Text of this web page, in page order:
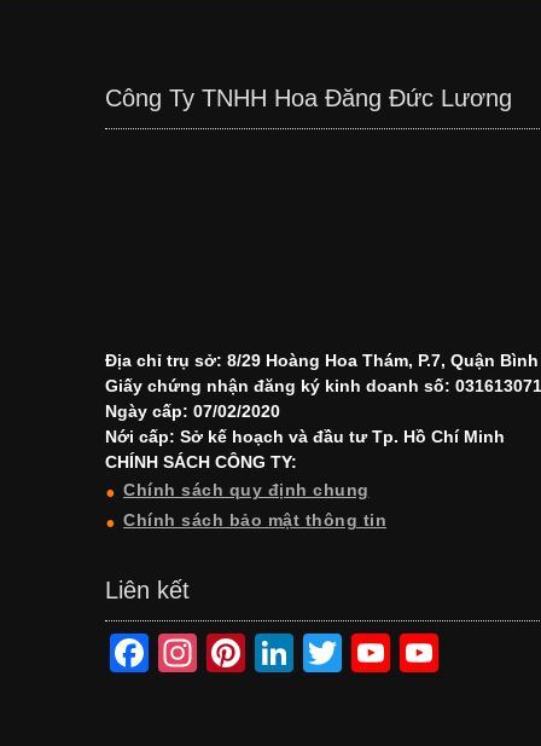
Công Ty TNHH Hoa Đăng Đức Lương
Địa chỉ trụ sở: 8/29 Hoàng Hoa Thám, P.7, Quận Bình
Giấy chứng nhận đăng ký kinh doanh số:
Ngày cấp: 07/02/2020
Nới cấp: Sở kế hoạch và đầu tư Tp. Hồ Chí Minh
CHÍNH SÁCH CÔNG TY:
Chính sách quy định chung
Chính sách bảo mật thông tin
Liên kết
F
In
Pi
Li
T
Y